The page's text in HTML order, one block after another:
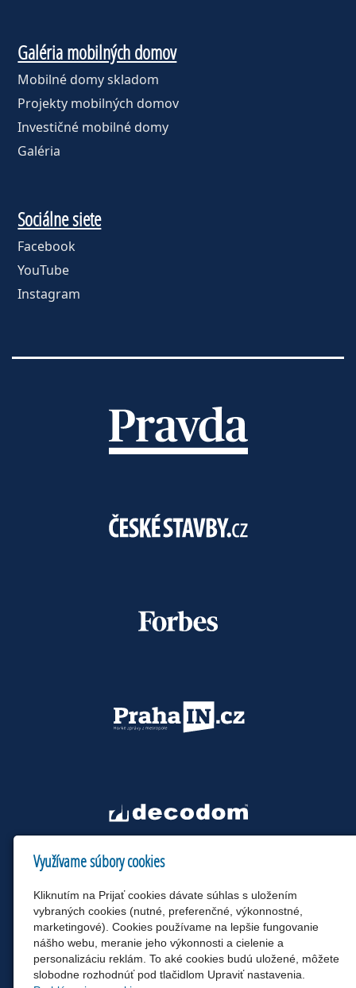
Galéria mobilných domov
Mobilné domy skladom
Projekty mobilných domov
Investičné mobilné domy
Galéria
Sociálne siete
Facebook
YouTube
Instagram
Využívame súbory cookies
Kliknutím na Prijať cookies dávate súhlas s uložením
vybraných cookies (nutné, preferenčné, výkonnostné,
marketingové). Cookies používame na lepšie fungovanie
nášho webu, meranie jeho výkonnosti a cielenie a
personalizáciu reklám. To aké cookies budú uložené, môžete
slobodne rozhodnúť pod tlačidlom Upraviť nastavenia.